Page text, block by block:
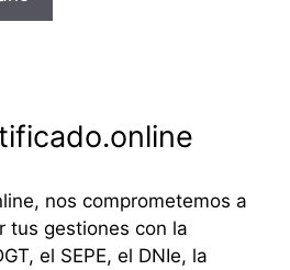
nos comprometemos a
tus gestiones con la
el SEPE, el DNIe, la